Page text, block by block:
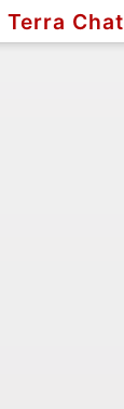
Terra Chat